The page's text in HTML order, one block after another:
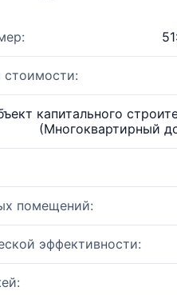
стоимости:
капитального
(Многоквартирный
помещений:
эффективности: